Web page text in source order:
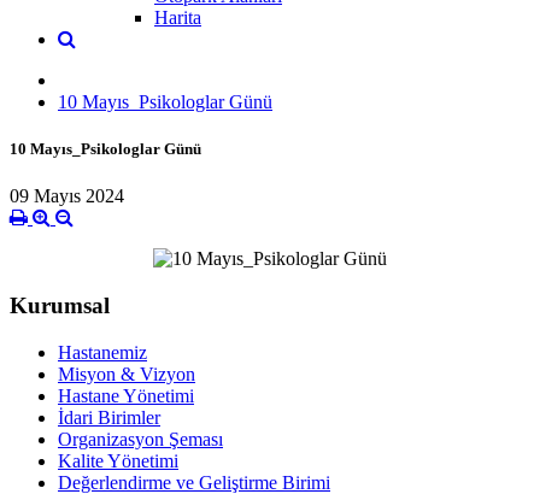
Harita
10 Mayıs_Psikologlar Günü
10 Mayıs_Psikologlar Günü
09 Mayıs 2024
Kurumsal
Hastanemiz
Misyon & Vizyon
Hastane Yönetimi
İdari Birimler
Organizasyon Şeması
Kalite Yönetimi
Değerlendirme ve Geliştirme Birimi